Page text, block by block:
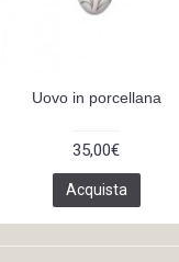
Uovo in porcellana
35,00€
Acquista